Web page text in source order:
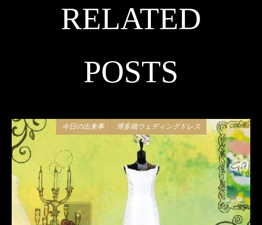
RELATED
POSTS
今日の出来事 博多織ウェディングドレス